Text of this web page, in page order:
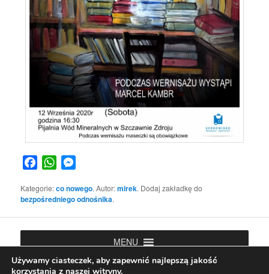
FacebookWhatsApp
Kategorie:co nowego. Autor:mirek. Dodaj zakładkę do
bezpośredniego odnośnika.
MENU
Używamy ciasteczek, aby zapewnić najlepszą jakość
korzystania z naszej witryny.